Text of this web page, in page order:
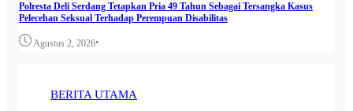
Polresta Deli Serdang Tetapkan Pria 49 Tahun Sebagai Tersangka Kasus
Pelecehan Seksual Terhadap Perempuan Disabilitas
Agustus 2, 2026•
BERITA UTAMA